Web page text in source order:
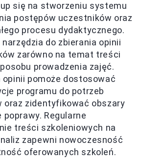
się na stworzeniu systemu
postępów uczestników oraz
procesu dydaktycznego.
do zbierania opinii
zarówno na temat treści
prowadzenia zajęć.
pomoże dostosować
programu do potrzeb
oraz zidentyfikować obszary
Regularne
treści szkoleniowych na
zapewni nowoczesność
oferowanych szkoleń.